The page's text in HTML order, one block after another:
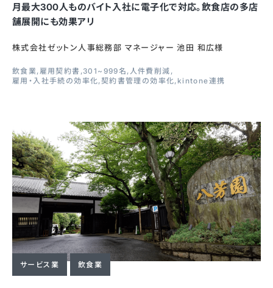
月最大300人ものバイト入社に電子化で対応。飲食店の多店
舗展開にも効果アリ
株式会社ゼットン人事総務部 マネージャー 池田 和広様
飲食業 雇用契約書 301~999名 人件費削減
雇用・入社手続の効率化 契約書管理の効率化 kintone連携
サービス業 飲食業